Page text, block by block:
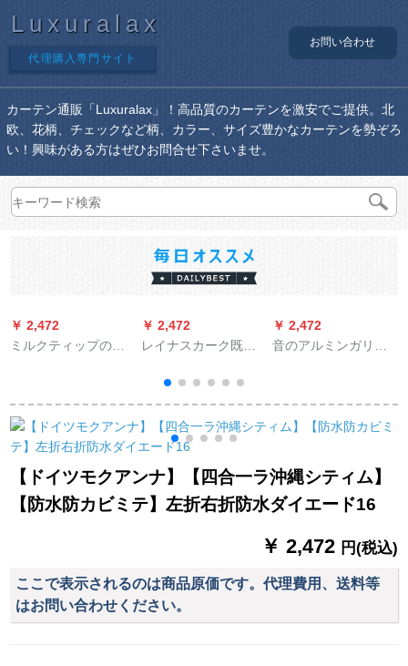
Luxuralax
代理購入専門サイト
お問い合わせ
カーテン通販「Luxuralax」！高品質のカーテンを激安でご提供。北
欧、花柄、チェックなど柄、カラー、サイズ豊かなカーテンを勢ぞろ
い！興味がある方はぜひお問合せ下さいませ。
￥ 2,472
ミルクティップのレ
ンレンテーン布テン
ンンンキャンパー布
芸のレインカーンン
ンン油煙断熱カーン
テーテンンンンンハ
イ80枚*140 cm高対
￥ 2,472
レイナスカーク既製
リングリングの簡易
レンターム不要カー
ン不要カーン完全遮
光カーン寝室断熱カ
ーターテージ七色石
緑+伸縮ロッドセムス
1.2*1.5高(単項)
￥ 2,472
音のアルミンガリー
の双ポイントル-顶が
诘められて何メトル
【ドイツモクアンナ】【四合一ラ沖縄シティム】
【防水防カビミテ】左折右折防水ダイエード16
￥ 2,472 円(税込)
ここで表示されるのは商品原価です。代理費用、送料等
はお問い合わせください。